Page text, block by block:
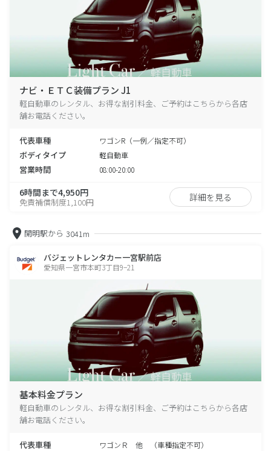
ナビ・ＥＴＣ装備プラン J1
軽自動車のレンタル、お得な割引料金、ご予約はこちらから各店
舗お電話ください。
代表車種 ワゴンR（一例／指定不可）
ボディタイプ 軽自動車
営業時間 08:00-20:00
6時間まで4,950円
免責補償制度1,100円 詳細を見る
開明駅から 3041m
バジェットレンタカー一宮駅前店
愛知県一宮市本町3丁目9−21
基本料金プラン
軽自動車のレンタル、お得な割引料金、ご予約はこちらから各店
舗お電話ください。
代表車種 ワゴンＲ 他 （車種指定不可）